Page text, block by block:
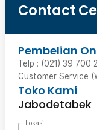
Contact
Pembelian
Telp : (021) 39 700
Customer Service
Toko Kami
Jabodetabek
Lokasi